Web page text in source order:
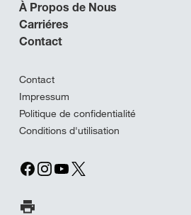
À Propos de Nous
Carriéres
Contact
Contact
Impressum
Politique de confidentialité
Conditions d'utilisation
Imprimer la page